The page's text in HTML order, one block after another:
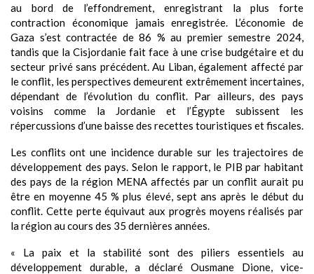
au bord de l’effondrement, enregistrant la plus forte
contraction économique jamais enregistrée. L’économie de
Gaza s’est contractée de 86 % au premier semestre 2024,
tandis que la Cisjordanie fait face à une crise budgétaire et du
secteur privé sans précédent. Au Liban, également affecté par
le conflit, les perspectives demeurent extrêmement incertaines,
dépendant de l’évolution du conflit. Par ailleurs, des pays
voisins comme la Jordanie et l’Égypte subissent les
répercussions d’une baisse des recettes touristiques et fiscales.
Les conflits ont une incidence durable sur les trajectoires de
développement des pays. Selon le rapport, le PIB par habitant
des pays de la région MENA affectés par un conflit aurait pu
être en moyenne 45 % plus élevé, sept ans après le début du
conflit. Cette perte équivaut aux progrès moyens réalisés par
la région au cours des 35 dernières années.
« La paix et la stabilité sont des piliers essentiels au
développement durable, a déclaré Ousmane Dione, vice-